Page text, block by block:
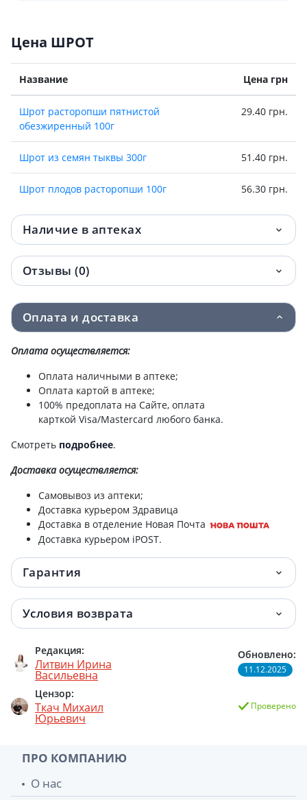
Цена ШРОТ
Название Цена грн
Шрот расторопши пятнистой
обезжиренный 100г
29.40 грн.
Шрот из семян тыквы 300г 51.40 грн.
Шрот плодов расторопши 100г 56.30 грн.
Наличие в аптеках
Отзывы (0)
Оплата и доставка
Оплата осуществляется:
Оплата наличными в аптеке;
Оплата картой в аптеке;
100% предоплата на Сайте, оплата
карткой Visa/Mastercard любого банка.
Смотреть подробнее.
Доставкаосуществляется:
Самовывоз из аптеки;
Доставка курьером Здравица
Доставка в отделение Новая Почта
Доставка курьером iPOST.
Гарантия
Условия возврата
Редакция:
Литвин Ирина
Васильевна
Цензор:
Ткач Михаил
Юрьевич
Обновлено:
11.12.2025
Проверено
ПРО КОМПАНИЮ
О нас